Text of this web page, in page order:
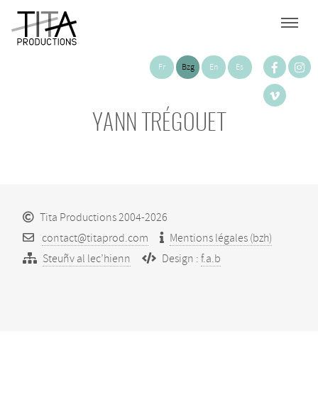
Fr Bzg En Es
YANN TRÉGOUET
Tita Productions 2004-2026
contact@titaprod.com
Mentions légales (bzh)
Steuñv al lec’hienn
Design : f.a.b